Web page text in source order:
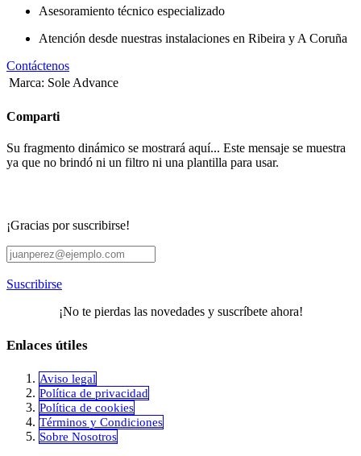
Asesoramiento técnico especializado
Atención desde nuestras instalaciones en Ribeira y A Coruña
Contáctenos
Marca: Sole Advance
Comparti
Su fragmento dinámico se mostrará aquí... Este mensaje se muestra
ya que no brindó ni un filtro ni una plantilla para usar.
¡Gracias por suscribirse!
Suscribirse
¡No te pierdas las novedades y suscríbete ahora!
Enlaces útiles
Aviso legal
Política de privacidad
​Política de cookies
Términos y Condiciones
Sobre Nosotros